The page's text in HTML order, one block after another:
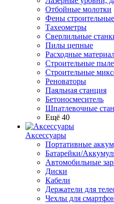
Отбойные молотки
Фены строительные
Тахеометры
Сверлильные
Пилы цепные
Расходные
Строительные
Строительные
Реноваторы
Паяльная станция
Бетоносмеситель
Шпатлевочные
Ещё 40
Аксессуары
Портативные
Батарейки/
Автомобильные
Диски
Кабели
Держатели для
Чехлы для